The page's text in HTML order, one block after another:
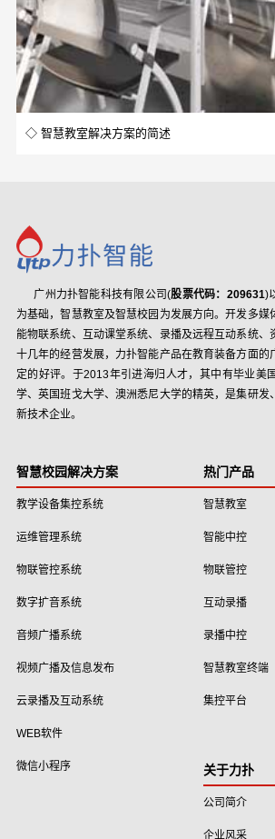
◇ 智慧教室解决方案的简述
广州力扑智能科技有限公司(股票代码：209631)
为基础，智慧教室及智慧校园为发展方向。开发多媒
能物联系统、互动课堂系统、录播及远程互动系统、
十几年的经营发展，力扑智能产品在教育装备方面的
定的好评。于2013年引进海归人才，其中有毕业美
学、英国班戈大学、澳洲悉尼大学的精英，是集研发
新技术企业。
智慧校园解决方案
教学设备集控系统
运维管理系统
物联管控系统
数字扩音系统
音频广播系统
视频广播及信息发布
云录播及互动系统
WEB软件
微信小程序
热门产品
智慧教室
智能中控
物联管控
互动录播
录播中控
智慧教室终端
集控平台
关于力扑
公司简介
企业风采